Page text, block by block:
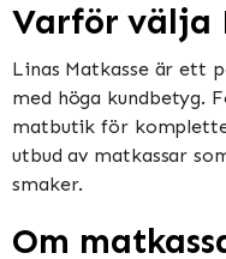
Varför välja
Linas Matkasse är ett
med höga kundbetyg.
matbutik för
utbud av matkassar
smaker.
Om